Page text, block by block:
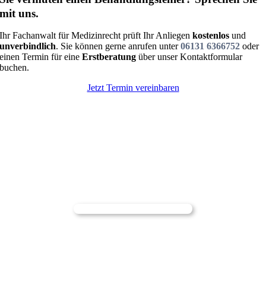
mit uns.
Ihr Fachanwalt für Medizinrecht prüft Ihr Anliegenkostenlos und
unverbindlich. Sie können gerne anrufen unter06131 6366752 oder
einen Termin für eineErstberatungüber unser Kontaktformular
buchen.
Jetzt Termin vereinbaren